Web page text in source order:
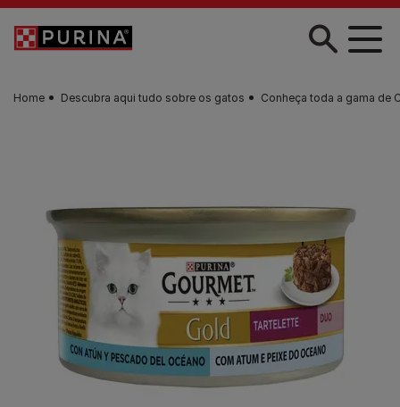
Skip to main content
Home Descubra aqui tudo sobre os gatos Conheça toda a gama de